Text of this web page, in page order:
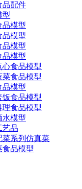
品配件
型
品模型
品模型
品模型
品模型
心食品模型
菜食品模型
品模型
饭食品模型
理食品模型
水模型
艺品
菜系列仿真菜
食品模型